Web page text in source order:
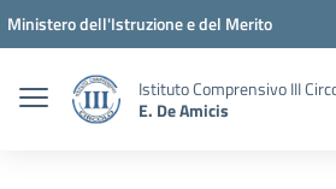
Vai ai contenuti
Vai al menu di navigazione
Vai al footer
Ministero dell'Istruzione e del Merito
Istituto Comprensivo III
E. De Amicis